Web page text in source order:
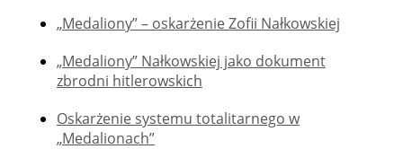
„Medaliony” – oskarżenie Zofii Nałkowskiej
„Medaliony” Nałkowskiej jako dokument
zbrodni hitlerowskich
Oskarżenie systemu totalitarnego w
„Medalionach”